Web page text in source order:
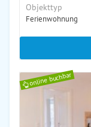
Objekttyp
Ferienwohnung
online buchbar